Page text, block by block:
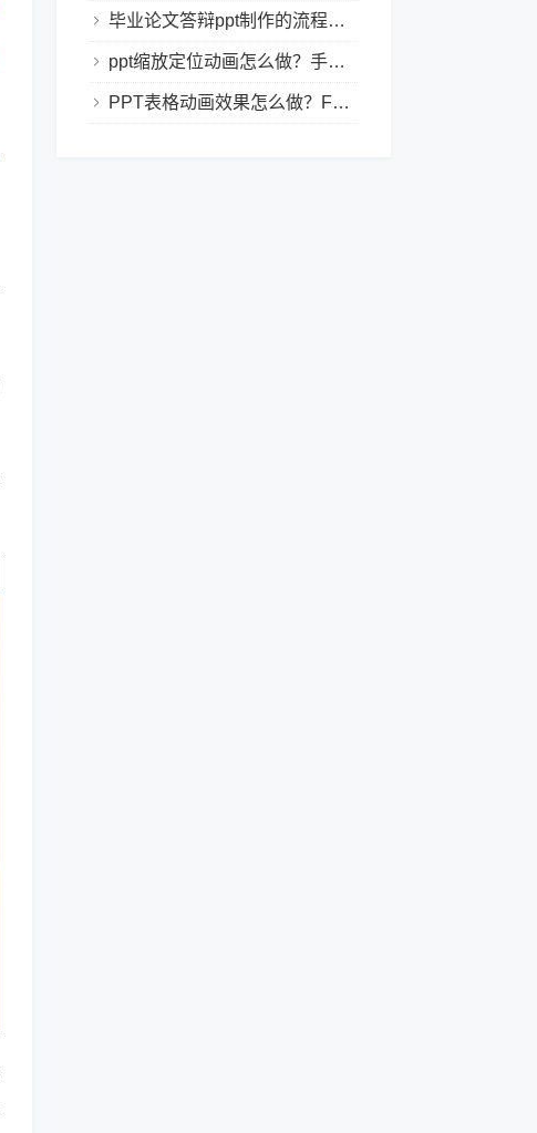
毕业论文答辩ppt制作的流程是怎样的？新手零门槛指南
ppt缩放定位动画怎么做？手把手教程，小白也能学会做动态PPT
PPT表格动画效果怎么做？Focusky让你的演示更独特！